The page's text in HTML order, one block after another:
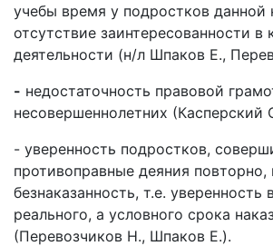
учебы время у подростков данной
отсутствие заинтересованности в
деятельности (н/л Шпаков Е.,
- недостаточность правовой
несовершеннолетних (Касперский
- уверенность подростков,
противоправные деяния повторно,
безнаказанность, т.е. уверенность
реального, а условного срока
(Перевозчиков Н., Шпаков Е.).